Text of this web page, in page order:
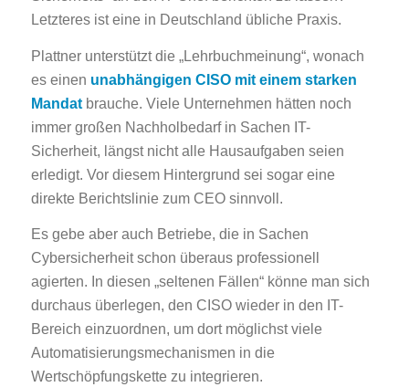
Letzteres ist eine in Deutschland übliche Praxis.
Plattner unterstützt die „Lehrbuchmeinung“, wonach
es einen unabhängigen CISO mit einem starken
Mandatbrauche. Viele Unternehmen hätten noch
immer großen Nachholbedarf in Sachen IT-
Sicherheit, längst nicht alle Hausaufgaben seien
erledigt. Vor diesem Hintergrund sei sogar eine
direkte Berichtslinie zum CEO sinnvoll.
Es gebe aber auch Betriebe, die in Sachen
Cybersicherheit schon überaus professionell
agierten. In diesen „seltenen Fällen“ könne man sich
durchaus überlegen, den CISO wieder in den IT-
Bereich einzuordnen, um dort möglichst viele
Automatisierungsmechanismen in die
Wertschöpfungskette zu integrieren.